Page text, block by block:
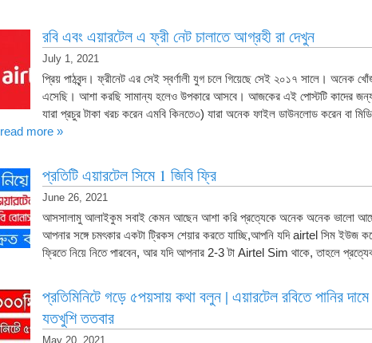
রবি এবং এয়ারটেল এ ফ্রী নেট চালাতে আগ্রহী রা দেখুন
July 1, 2021
প্রিয় পাঠবৃন্দ। ফ্রীনেট এর সেই স্বর্ণালী যুগ চলে গিয়েছে সেই ২০১৭ সালে। অনেক
এসেছি। আশা করছি সামান্য হলেও উপকারে আসবে। আজকের এই পোস্টটি কাদের
যারা প্রচুর টাকা খরচ করেন এমবি কিনতে৩) যারা অনেক ফাইল ডাউনলোড করেন বা
read more »
প্রতিটি এয়ারটেল সিমে 1 জিবি ফ্রি
June 26, 2021
আসসালামু আলাইকুম সবাই কেমন আছেন আশা করি প্রত্যেকে অনেক অনেক ভালো
আপনার সঙ্গে চমৎকার একটা ট্রিকস শেয়ার করতে যাচ্ছি,আপনি যদি airtel সিম ইউজ
ফ্রিতে নিয়ে নিতে পারবেন, আর যদি আপনার 2-3 টা Airtel Sim থাকে, তাহলে
প্রতিমিনিটে গড়ে ৫পয়সায় কথা বলুন | এয়ারটেল রবিতে পানির
যতখুশি ততবার
May 20, 2021